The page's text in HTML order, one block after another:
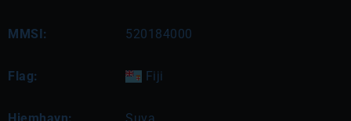
MMSI: 520184000
Flag: Fiji